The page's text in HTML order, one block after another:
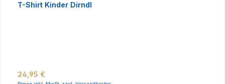
T-Shirt Kinder Dirndl
Regulärer Preis:
24,95 €